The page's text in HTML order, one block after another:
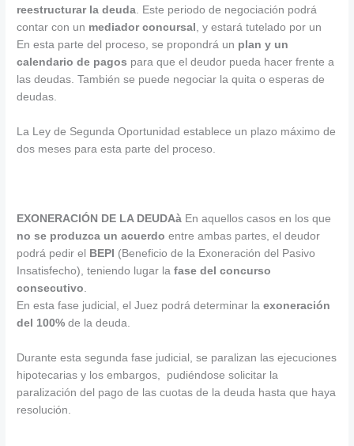
reestructurar la deuda. Este periodo de negociación podrá
contar con un mediador concursal , y estará tutelado por un
En esta parte del proceso, se propondrá un plan y un
calendario de pagos para que el deudor pueda hacer frente a
las deudas. También se puede negociar la quita o esperas de
deudas.
La Ley de Segunda Oportunidad establece un plazo máximo de
dos meses para esta parte del proceso.
EXONERACIÓN DE LA DEUDAà En aquellos casos en los que
no se produzca un acuerdo entre ambas partes, el deudor
podrá pedir el
BEPI (Beneficio de la Exoneración del Pasivo
Insatisfecho), teniendo lugar lafase del concurso
consecutivo
En esta fase judicial, el Juez podrá determinar laexoneración
del 100% de la deuda.
Durante esta segunda fase judicial, se paralizan las ejecuciones
hipotecarias y los embargos, pudiéndose solicitar la
paralización del pago de las cuotas de la deuda hasta que haya
resolución.